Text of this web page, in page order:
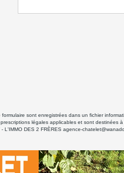
sont enregistrées dans un fichier
légales applicables et sont destinées
L'IMMO DES 2 FRÈRES agence-